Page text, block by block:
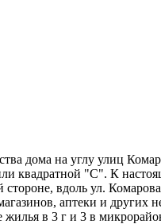
дома на углу улиц
квадратной "С". К
вдоль ул.
аптеки и
жилья в 3 г и 3 в